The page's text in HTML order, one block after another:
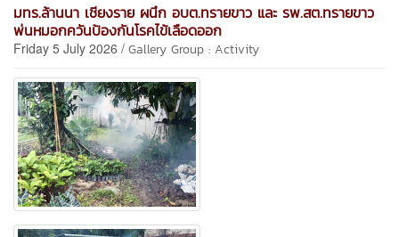
มทร.ล้านนา เชียงราย ผนึก อบต.ทรายขาว และ รพ.สต.ทรายขาว
พ่นหมอกควันป้องกันโรคไข้เลือดออก
Friday 5 July 2026 / Gallery Group : Activity